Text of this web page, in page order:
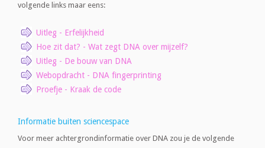
volgende links maar eens:
Uitleg - Erfelijkheid
Hoe zit dat? - Wat zegt DNA over mijzelf?
Uitleg - De bouw van DNA
Webopdracht - DNA fingerprinting
Proefje - Kraak de code
Informatie buiten sciencespace
Voor meer achtergrondinformatie over DNA zou je de volgende